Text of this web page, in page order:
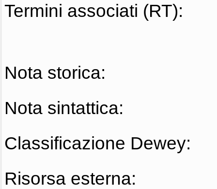
Termini associati (RT):
Nota storica:
Nota sintattica:
Classificazione Dewey:
Risorsa esterna: